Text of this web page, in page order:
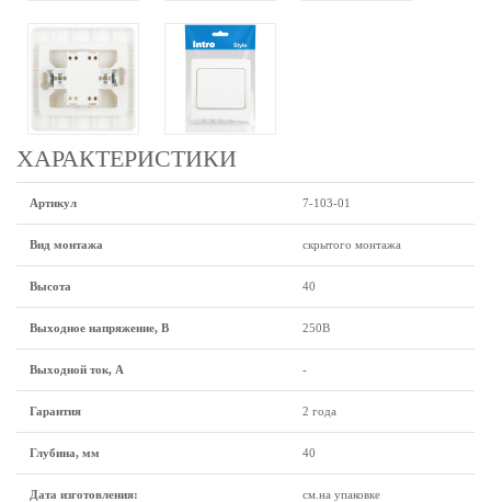
ХАРАКТЕРИСТИКИ
Артикул 7-103-01
Вид монтажа скрытого монтажа
Высота 40
Выходное напряжение, В 250В
Выходной ток, А -
Гарантия 2 года
Глубина, мм 40
Дата изготовления: см.на упаковке